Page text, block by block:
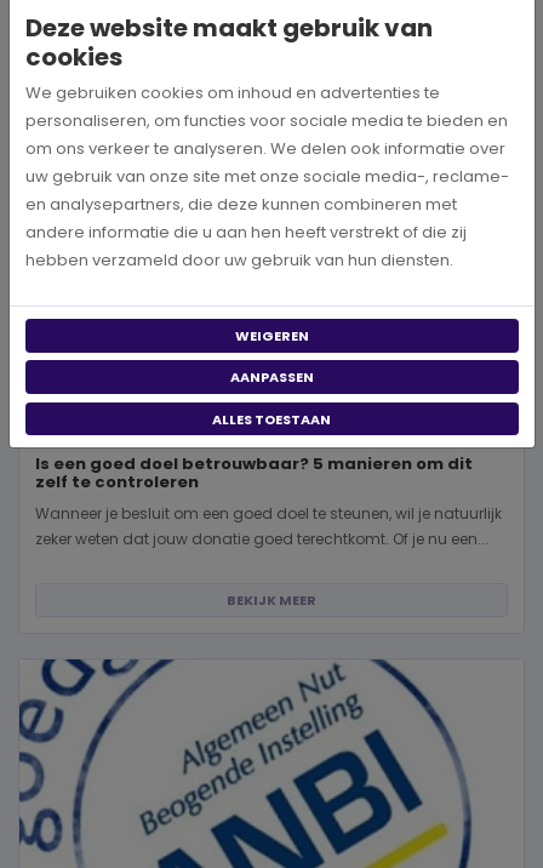
BEKIJK MEER
Is een goed doel betrouwbaar? 5 manieren om dit
zelf te controleren
Wanneer je besluit om een goed doel te steunen, wil je natuurlijk
zeker weten dat jouw donatie goed terechtkomt. Of je nu een...
BEKIJK MEER
Deze website maakt gebruik van
cookies
We gebruiken cookies om inhoud en advertenties te
personaliseren, om functies voor sociale media te bieden en
om ons verkeer te analyseren. We delen ook informatie over
uw gebruik van onze site met onze sociale media-, reclame-
en analysepartners, die deze kunnen combineren met
andere informatie die u aan hen heeft verstrekt of die zij
hebben verzameld door uw gebruik van hun diensten.
WEIGEREN
AANPASSEN
ALLES TOESTAAN